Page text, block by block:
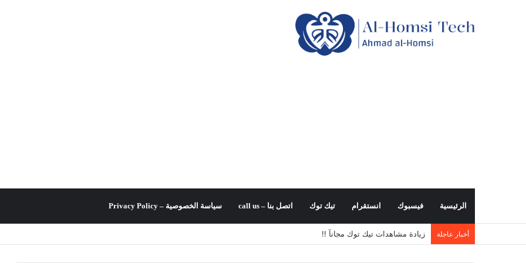
الرئيسية فيسبوك انستقرام تيك توك اتصل بنا – call us سياسة الخصوصية – Privacy Policy
أخبار عاجلة زيادة مشاهدات تيك توك مجانآ !!